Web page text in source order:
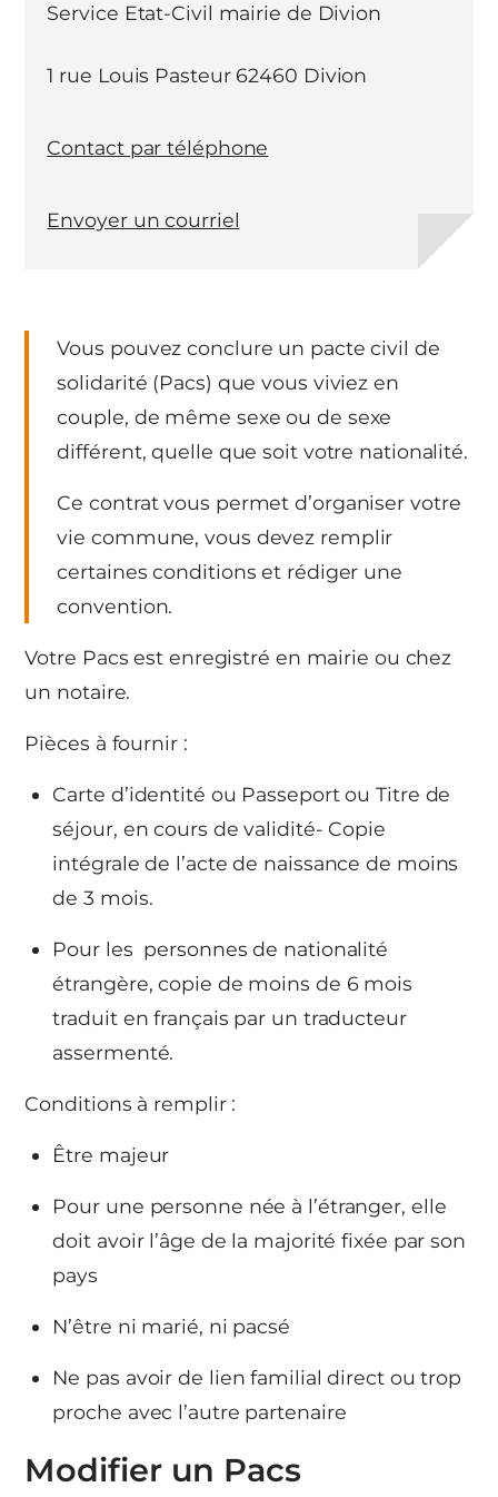
Vous pouvez conclure un pacte civil de
solidarité (Pacs) que vous viviez en
couple, de même sexe ou de sexe
différent, quelle que soit votre nationalité.
Ce contrat vous permet d’organiser votre
vie commune, vous devez remplir
certaines conditions et rédiger une
convention.
Votre Pacs est enregistré en mairie ou chez
un notaire.
Pièces à fournir :
Carte d’identité ou Passeport ou Titre de
séjour, en cours de validité- Copie
intégrale de l’acte de naissance de moins
de 3 mois.
Pour les personnes de nationalité
étrangère, copie de moins de 6 mois
traduit en français par un traducteur
assermenté.
Conditions à remplir :
Être majeur
Pour une personne née à l’étranger, elle
doit avoir l’âge de la majorité fixée par son
pays
N’être ni marié, ni pacsé
Ne pas avoir de lien familial direct ou trop
proche avec l’autre partenaire
Modifier un Pacs
Service Etat-Civil mairie de Divion
1 rue Louis Pasteur 62460 Divion
Contact par téléphone
Envoyer un courriel